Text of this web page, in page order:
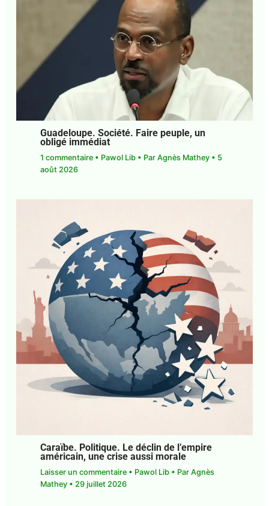
Guadeloupe. Société. Faire peuple, un
obligé immédiat
Caraïbe. Politique. Le déclin de l’empire
américain, une crise aussi morale
Laisser un commentaire
E-mail*